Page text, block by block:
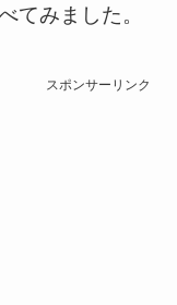
てみました。
スポンサーリンク